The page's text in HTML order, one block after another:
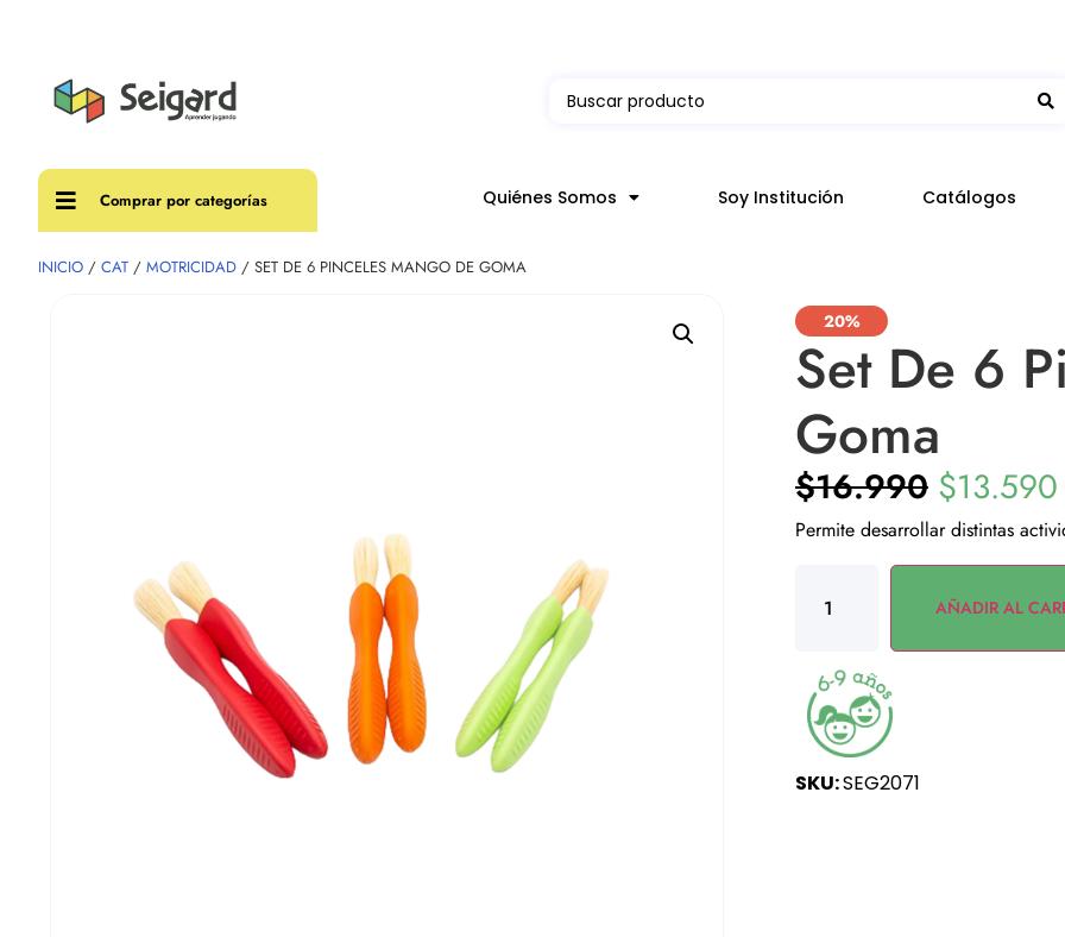
Comprar por categorías Quiénes Somos Soy Institución Catálogos
INICIO / CAT / MOTRICIDAD / SET DE 6 PINCELES MANGO DE GOMA
20%
Set De 6
Goma
$16.990 $13.590
Permite desarrollar distintas
AÑADIR AL
SKU:SEG2071